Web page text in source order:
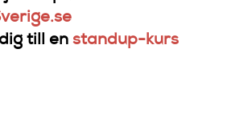
till enstandup-kurs